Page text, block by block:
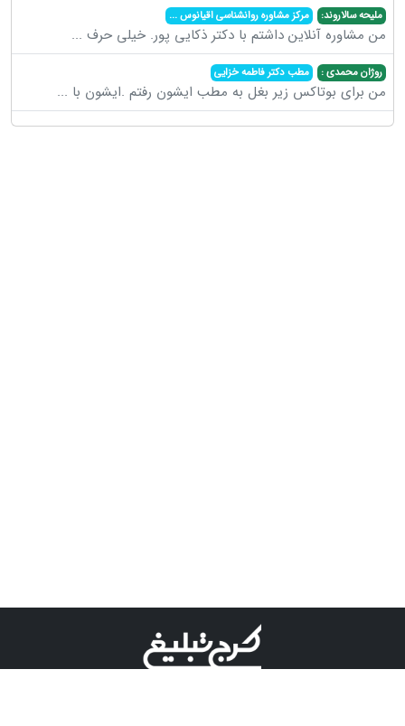
ملیحه سالاروند: مرکز مشاوره روانشناسی اقیانوس...
من مشاوره آنلاین داشتم با دکتر ذکایی پور. خیلی حرف ...
روژان محمدی : مطب دکتر فاطمه خزایی
من برای بوتاکس زیر بغل به مطب ایشون رفتم .ایشون با ...